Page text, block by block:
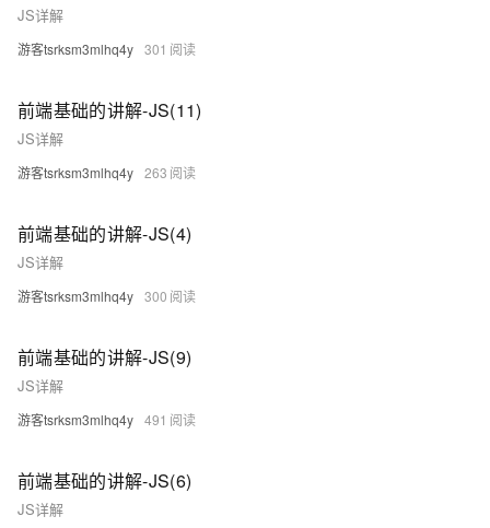
JS详解
游客tsrksm3mlhq4y 301
前端基础的讲解-JS(11)
JS详解
游客tsrksm3mlhq4y 263
前端基础的讲解-JS(4)
JS详解
游客tsrksm3mlhq4y 300
前端基础的讲解-JS(9)
JS详解
游客tsrksm3mlhq4y 491
前端基础的讲解-JS(6)
JS详解